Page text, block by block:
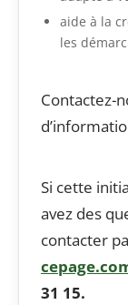
aide à la
les
Contactez-
Si cette
avez des
contacter
cepage.
31 15.